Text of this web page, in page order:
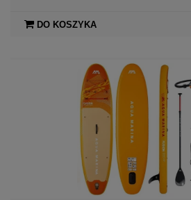
DO KOSZYKA